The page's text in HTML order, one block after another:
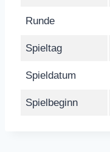
Runde
Spieltag
Spieldatum
Spielbeginn